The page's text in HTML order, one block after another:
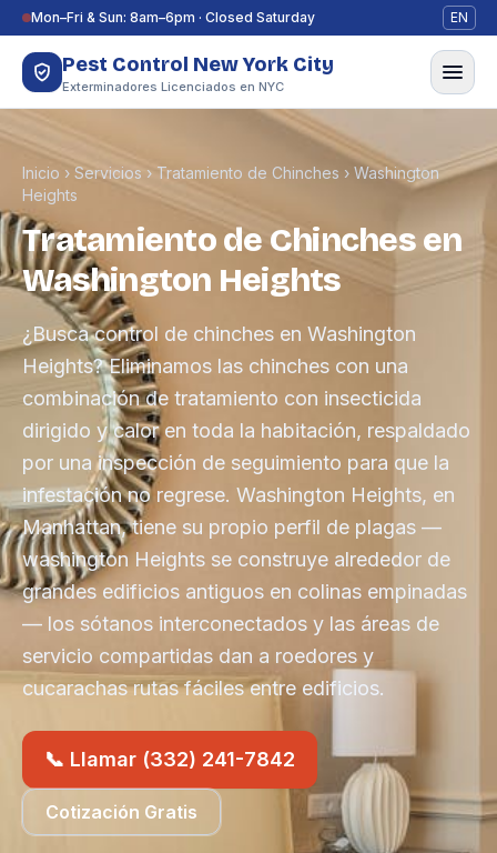
Saltar al contenido
Mon–Fri & Sun: 8am–6pm · Closed Saturday EN
Pest Control New York City
Exterminadores Licenciados en NYC
Inicio › Servicios › Tratamiento de Chinches › Washington
Heights
Tratamiento de Chinches en
Washington Heights
¿Busca control de chinches en Washington
Heights? Eliminamos las chinches con una
combinación de tratamiento con insecticida
dirigido y calor en toda la habitación, respaldado
por una inspección de seguimiento para que la
infestación no regrese. Washington Heights, en
Manhattan, tiene su propio perfil de plagas —
washington Heights se construye alrededor de
grandes edificios antiguos en colinas empinadas
— los sótanos interconectados y las áreas de
servicio compartidas dan a roedores y
cucarachas rutas fáciles entre edificios.
📞 Llamar (332) 241-7842
Cotización Gratis